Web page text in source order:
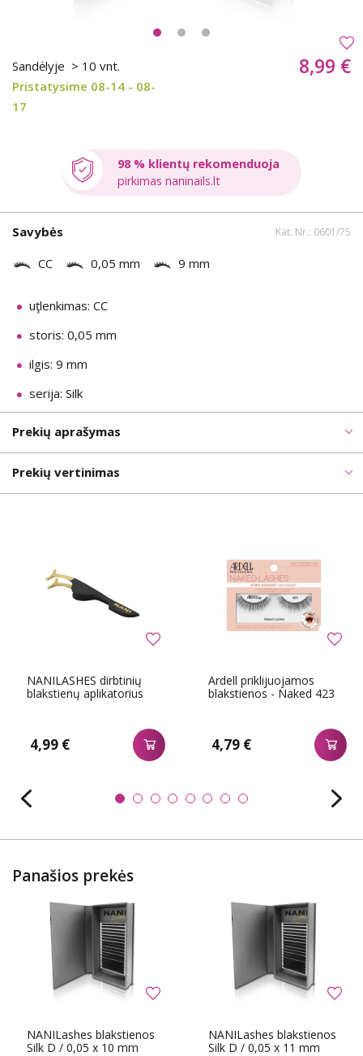
Sandėlyje > 10 vnt.
Pristatysime 08-14 - 08-
17
8,99 €
98 % klientų rekomenduoja
pirkimas naninails.lt
Savybės Kat. Nr.: 0601/75
CC 0,05 mm 9 mm
uţlenkimas: CC
storis: 0,05 mm
ilgis: 9 mm
serija: Silk
Prekių aprašymas
Prekių vertinimas
NANILASHES dirbtinių
blakstienų aplikatorius
4,99 €
Ardell priklijuojamos
blakstienos - Naked 423
4,79 €
Panašios prekės
NANILashes blakstienos
Silk D / 0,05 x 10 mm
NANILashes blakstienos
Silk D / 0,05 x 11 mm